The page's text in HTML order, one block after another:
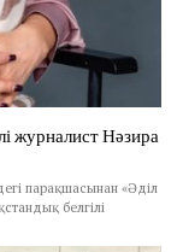
журналист Нәзира
парақшасынан «Әділ
белгілі